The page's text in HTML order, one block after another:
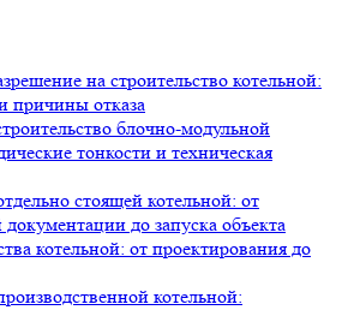
на строительство котельной:
причины отказа
блочно-модульной
тонкости и техническая
стоящей котельной: от
до запуска объекта
котельной: от проектирования до
котельной: